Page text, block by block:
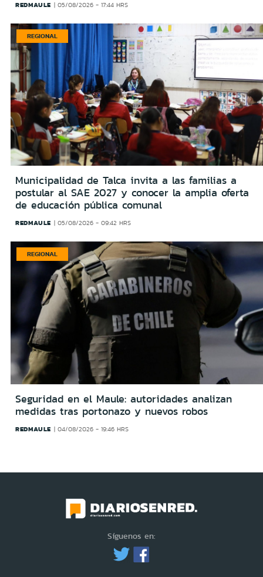
REDMAULE 05/08/2026 - 17:44 HRS
REGIONAL
Municipalidad de Talca invita a las familias a
postular al SAE 2027 y conocer la amplia oferta
de educación pública comunal
REDMAULE 05/08/2026 - 09:42 HRS
REGIONAL
Seguridad en el Maule: autoridades analizan
medidas tras portonazo y nuevos robos
REDMAULE 04/08/2026 - 19:46 HRS
Síguenos en: